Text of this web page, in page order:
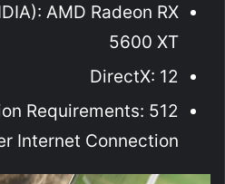
AMD Radeon RX
5600 XT
DirectX: 12
Requirements: 512
Internet Connection